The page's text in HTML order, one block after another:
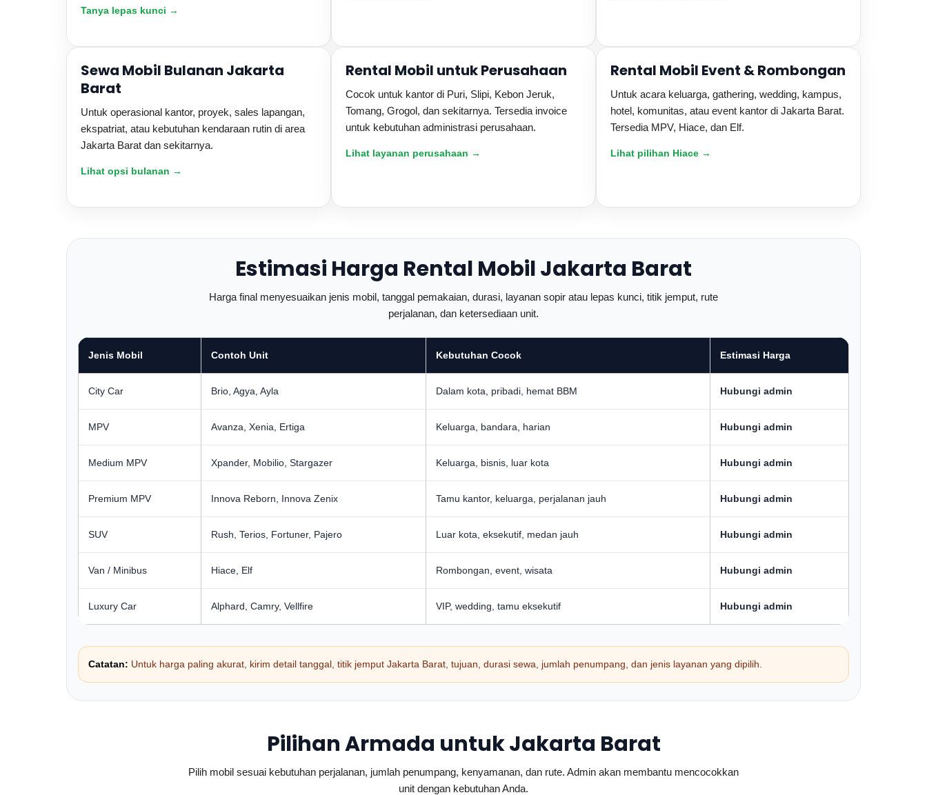
Tanya lepas kunci →
Sewa Mobil Bulanan Jakarta
Barat
Untuk operasional kantor, proyek, sales lapangan,
ekspatriat, atau kebutuhan kendaraan rutin di area
Jakarta Barat dan sekitarnya.
Lihat opsi bulanan →
Rental Mobil untuk Perusahaan
Cocok untuk kantor di Puri, Slipi, Kebon Jeruk,
Tomang, Grogol, dan sekitarnya. Tersedia invoice
untuk kebutuhan administrasi perusahaan.
Lihat layanan perusahaan →
Rental Mobil Event & Rombongan
Untuk acara keluarga, gathering, wedding, kampus,
hotel, komunitas, atau event kantor di Jakarta Barat.
Tersedia MPV, Hiace, dan Elf.
Lihat pilihan Hiace →
Estimasi Harga Rental Mobil Jakarta Barat
Harga final menyesuaikan jenis mobil, tanggal pemakaian, durasi, layanan sopir atau lepas kunci, titik jemput, rute
perjalanan, dan ketersediaan unit.
Jenis Mobil Contoh Unit Kebutuhan Cocok Estimasi Harga
City Car Brio, Agya, Ayla Dalam kota, pribadi, hemat BBM Hubungi admin
MPV Avanza, Xenia, Ertiga Keluarga, bandara, harian Hubungi admin
Medium MPV Xpander, Mobilio, Stargazer Keluarga, bisnis, luar kota Hubungi admin
Premium MPV Innova Reborn, Innova Zenix Tamu kantor, keluarga, perjalanan jauh Hubungi admin
SUV Rush, Terios, Fortuner, Pajero Luar kota, eksekutif, medan jauh Hubungi admin
Van / Minibus Hiace, Elf Rombongan, event, wisata Hubungi admin
Luxury Car Alphard, Camry, Vellfire VIP, wedding, tamu eksekutif Hubungi admin
Catatan: Untuk harga paling akurat, kirim detail tanggal, titik jemput Jakarta Barat, tujuan, durasi sewa, jumlah penumpang, dan jenis layanan yang dipilih.
Pilihan Armada untuk Jakarta Barat
Pilih mobil sesuai kebutuhan perjalanan, jumlah penumpang, kenyamanan, dan rute. Admin akan membantu mencocokkan
unit dengan kebutuhan Anda.